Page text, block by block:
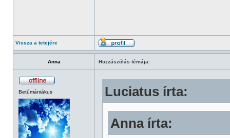
Vissza a tetejére
Anna Hozzászólás témája:
Betűmániákus Luciatus írta:
Anna írta: